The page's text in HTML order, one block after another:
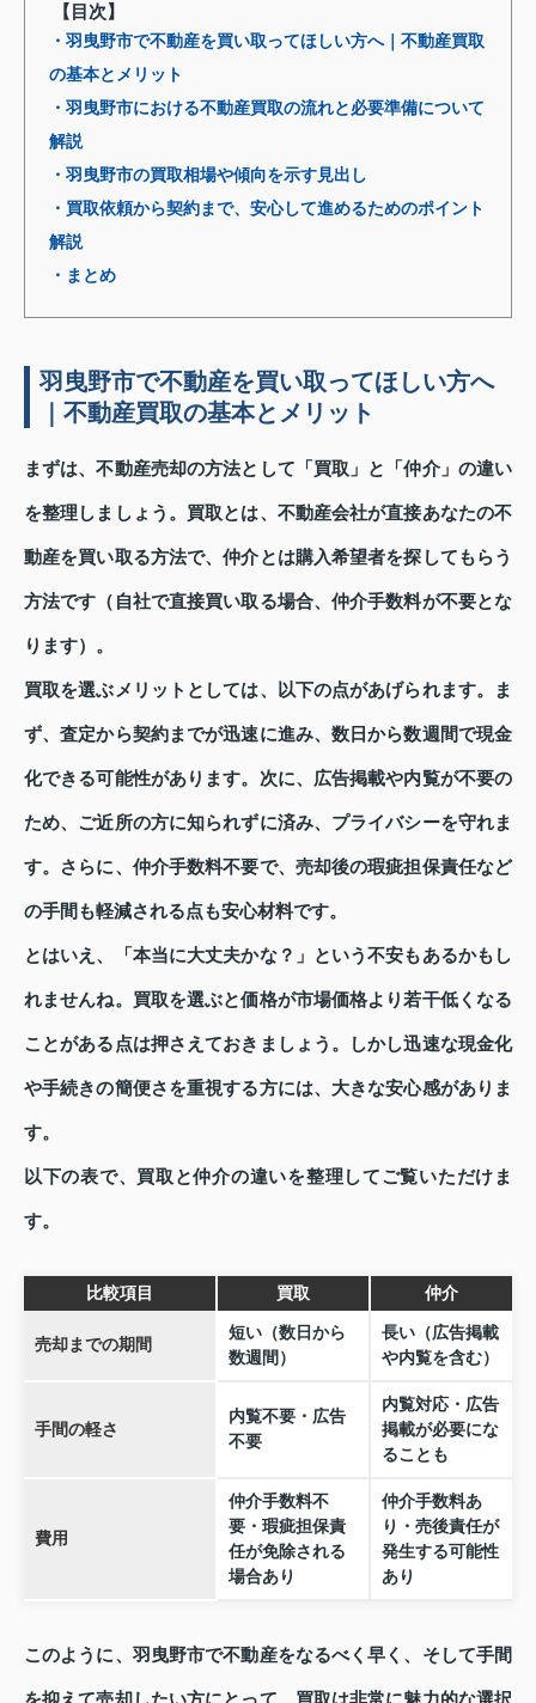
【目次】
・羽曳野市で不動産を買い取ってほしい方へ｜不動産買取
の基本とメリット
・羽曳野市における不動産買取の流れと必要準備について
解説
・羽曳野市の買取相場や傾向を示す見出し
・買取依頼から契約まで、安心して進めるためのポイント
解説
・まとめ
羽曳野市で不動産を買い取ってほしい方へ
｜不動産買取の基本とメリット
まずは、不動産売却の方法として「買取」と「仲介」の違い
を整理しましょう。買取とは、不動産会社が直接あなたの不
動産を買い取る方法で、仲介とは購入希望者を探してもらう
方法です（自社で直接買い取る場合、仲介手数料が不要とな
ります）。
買取を選ぶメリットとしては、以下の点があげられます。ま
ず、査定から契約までが迅速に進み、数日から数週間で現金
化できる可能性があります。次に、広告掲載や内覧が不要の
ため、ご近所の方に知られずに済み、プライバシーを守れま
す。さらに、仲介手数料不要で、売却後の瑕疵担保責任など
の手間も軽減される点も安心材料です。
とはいえ、「本当に大丈夫かな？」という不安もあるかもし
れませんね。買取を選ぶと価格が市場価格より若干低くなる
ことがある点は押さえておきましょう。しかし迅速な現金化
や手続きの簡便さを重視する方には、大きな安心感がありま
す。
以下の表で、買取と仲介の違いを整理してご覧いただけま
す。
比較項目 買取 仲介
売却までの期間
短い（数日から
数週間）
長い（広告掲載
や内覧を含む）
手間の軽さ
内覧不要・広告
不要
内覧対応・広告
掲載が必要にな
ることも
費用
仲介手数料不
要・瑕疵担保責
任が免除される
場合あり
仲介手数料あ
り・売後責任が
発生する可能性
あり
このように、羽曳野市で不動産をなるべく早く、そして手間
を抑えて売却したい方にとって、買取は非常に魅力的な選択